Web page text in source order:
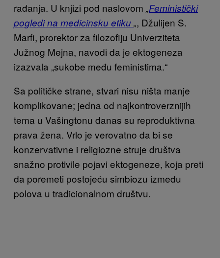
rađanja. U knjizi pod naslovom „Feministički
pogledi na medicinsku etiku„, Džulijen S.
Marfi, prorektor za filozofiju Univerziteta
Južnog Mejna, navodi da je ektogeneza
izazvala „sukobe među feministima.“
Sa političke strane, stvari nisu ništa manje
komplikovane; jedna od najkontroverznijih
tema u Vašingtonu danas su reproduktivna
prava žena. Vrlo je verovatno da bi se
konzervativne i religiozne struje društva
snažno protivile pojavi ektogeneze, koja preti
da poremeti postojeću simbiozu između
polova u tradicionalnom društvu.